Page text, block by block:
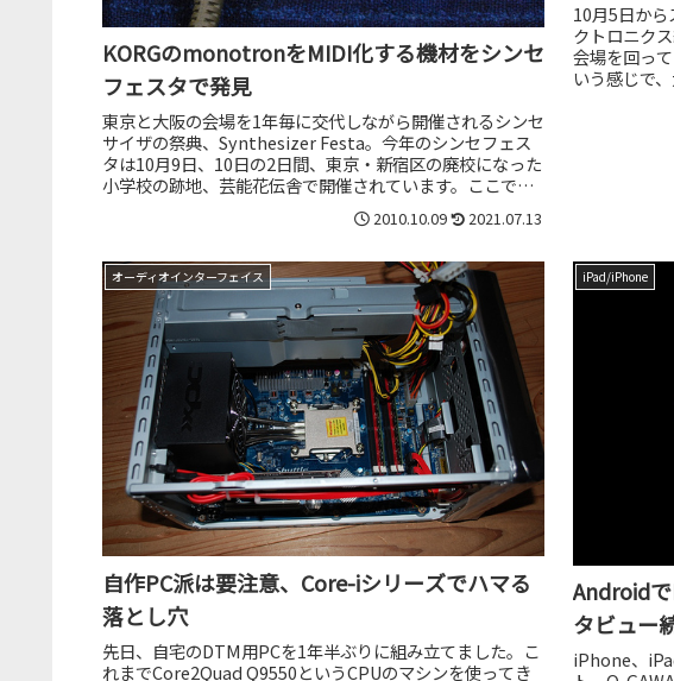
KORGのmonotronをMIDI化する機材をシンセ
フェスタで発見
東京と大阪の会場を1年毎に交代しながら開催されるシンセ
サイザの祭典、Synthesizer Festa。今年のシンセフェス
タは10月9日、10日の2日間、東京・新宿区の廃校になった
小学校の跡地、芸能花伝舎で開催されています。ここでは
2010.10.09 2021.07.13
10月5日か
クトロニク
会場を回っ
いう感じで
オーディオインターフェイス
自作PC派は要注意、Core-iシリーズでハマる
落とし穴
先日、自宅のDTM用PCを1年半ぶりに組み立てました。こ
れまでCore2Quad Q9550というCPUのマシンを使ってき
iPad/iPhone
Android
タビュー
iPhone、